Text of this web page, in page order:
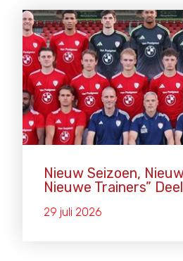
Nieuw Seizoen,
Nieuwe Trainers”
29 juli 2026